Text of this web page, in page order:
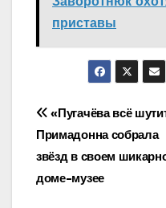
приставы
по
записям
«Пугачёва всё
Примадонна собрала
звёзд в своем
доме-музее